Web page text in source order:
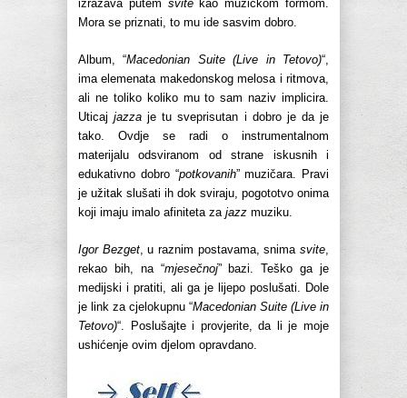
izražava putem svitekao muzičkom formom.
Mora se priznati, to mu ide sasvim dobro.
Album, “Macedonian Suite (Live in Tetovo)“,
ima elemenata makedonskog melosa i ritmova,
ali ne toliko koliko mu to sam naziv implicira.
Uticajjazza je tu sveprisutan i dobro je da je
tako. Ovdje se radi o instrumentalnom
materijalu odsviranom od strane iskusnih i
edukativno dobro “potkovanih” muzičara. Pravi
je užitak slušati ih dok sviraju, pogototvo onima
koji imaju imalo afiniteta za jazz muziku.
Igor Bezget, u raznim postavama, snimasvite,
rekao bih, na “mjesečnoj” bazi. Teško ga je
medijski i pratiti, ali ga je lijepo poslušati. Dole
je link za cjelokupnu “Macedonian Suite (Live in
Tetovo)“. Poslušajte i provjerite, da li je moje
ushićenje ovim djelom opravdano.